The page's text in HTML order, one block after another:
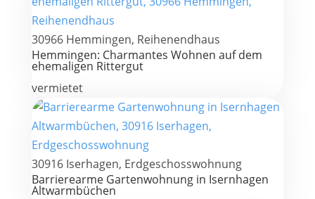
30966 Hemmingen, Reihenendhaus
Hemmingen: Charmantes Wohnen auf dem
ehemaligen Rittergut
vermietet
30916 Iserhagen, Erdgeschosswohnung
Barrierearme Gartenwohnung in Isernhagen
Altwarmbüchen